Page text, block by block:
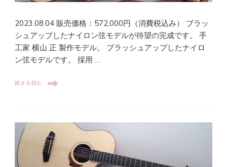
2023.08.04 販売価格：572,000円（消費税込み） ブラッ
シュアップしたナイロン弦モデルが待望の完成です。 手
工家 横山 正 製作モデル。 ブラッシュアップしたナイロ
ン弦モデルです。 採用 …
続きを読む